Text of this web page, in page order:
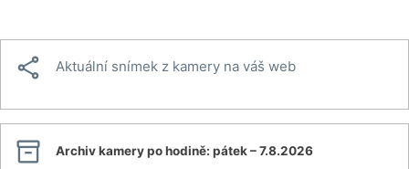
 Aktuální snímek z kamery na váš web
 Archiv kamery po hodině: pátek – 7.8.2026